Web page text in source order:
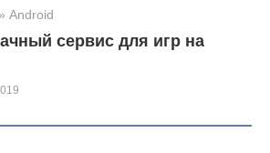
» Android
сервис для игр на